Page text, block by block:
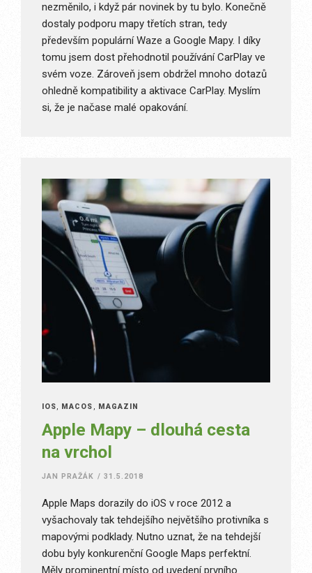
nezměnilo, i když pár novinek by tu bylo. Konečně
dostaly podporu mapy třetích stran, tedy
především populární Waze a Google Mapy. I díky
tomu jsem dost přehodnotil používání CarPlay ve
svém voze. Zároveň jsem obdržel mnoho dotazů
ohledně kompatibility a aktivace CarPlay. Myslím
si, že je načase malé opakování.
IOS, MACOS , MAGAZÍN
Apple Mapy – dlouhá cesta
na vrchol
JAN PRAŽÁK / 31.5.2018
Apple Maps dorazily do iOS v roce 2012 a
vyšachovaly tak tehdejšího největšího protivníka s
mapovými podklady. Nutno uznat, že na tehdejší
dobu byly konkurenční Google Maps perfektní.
Měly prominentní místo od uvedení prvního